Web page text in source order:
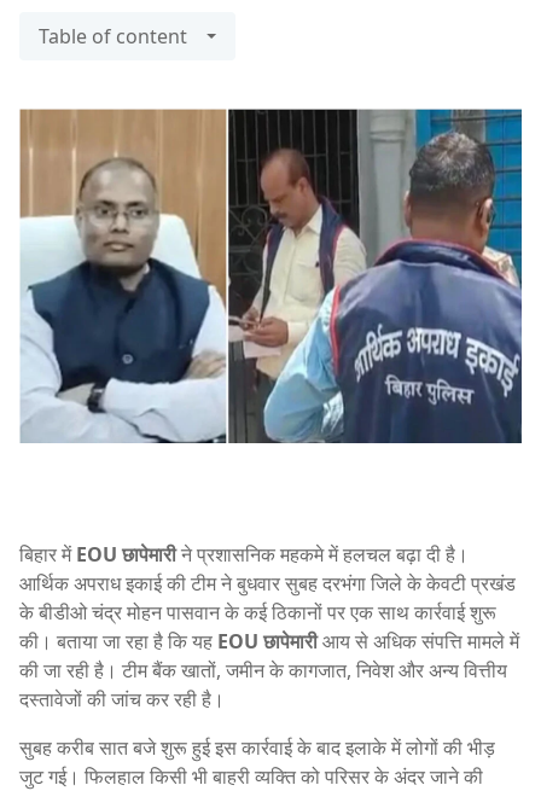
Table of content
बिहार मेंEOU छापेमारीने प्रशासनिक महकमे में हलचल बढ़ा दी है।
आर्थिक अपराध इकाई की टीम ने बुधवार सुबह दरभंगा जिले के केवटी प्रखंड
के बीडीओ चंद्र मोहन पासवान के कई ठिकानों पर एक साथ कार्रवाई शुरू
की। बताया जा रहा है कि यह EOU छापेमारीआय से अधिक संपत्ति मामले में
की जा रही है। टीम बैंक खातों, जमीन के कागजात, निवेश और अन्य वित्तीय
दस्तावेजों की जांच कर रही है।
सुबह करीब सात बजे शुरू हुई इस कार्रवाई के बाद इलाके में लोगों की भीड़
जुट गई। फिलहाल किसी भी बाहरी व्यक्ति को परिसर के अंदर जाने की